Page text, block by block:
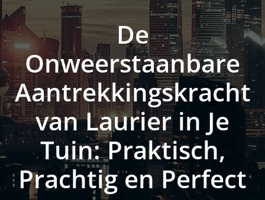
De
Onweerstaanbare
Aantrekkingskracht
van Laurier in Je
Tuin: Praktisch,
Prachtig en Perfect